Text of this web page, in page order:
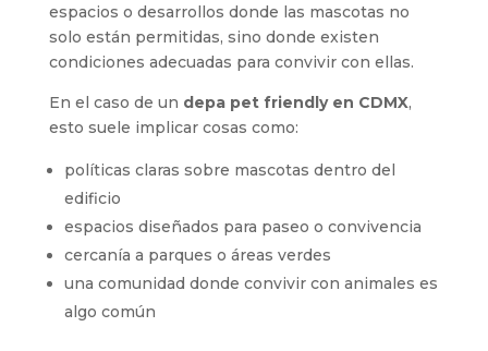
espacios o desarrollos donde las mascotas no
solo están permitidas, sino donde existen
condiciones adecuadas para convivir con ellas.
En el caso de un depa pet friendly en CDMX,
esto suele implicar cosas como:
políticas claras sobre mascotas dentro del
edificio
espacios diseñados para paseo o convivencia
cercanía a parques o áreas verdes
una comunidad donde convivir con animales es
algo común